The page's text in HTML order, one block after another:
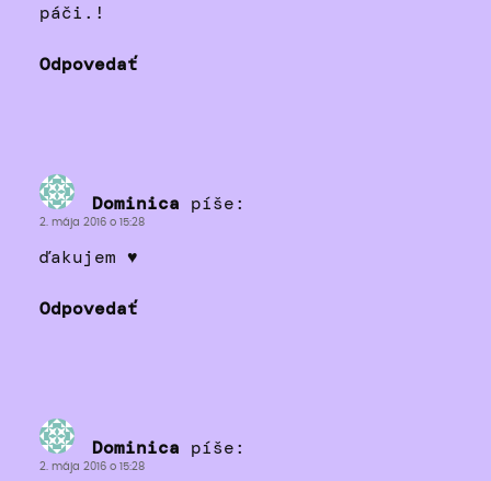
páči.!
Odpovedať
Dominica píše:
2. mája 2016 o 15:28
ďakujem ♥
Odpovedať
Dominica píše:
2. mája 2016 o 15:28